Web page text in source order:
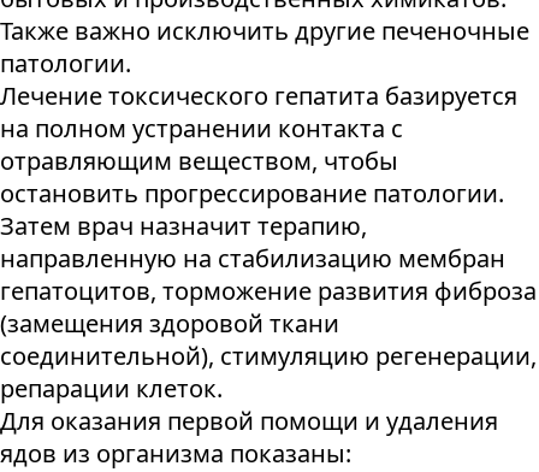
Также важно исключить другие печеночные
патологии.
Лечение токсического гепатита базируется
на полном устранении контакта с
отравляющим веществом, чтобы
остановить прогрессирование патологии.
Затем врач назначит терапию,
направленную на стабилизацию мембран
гепатоцитов, торможение развития фиброза
(замещения здоровой ткани
соединительной), стимуляцию регенерации,
репарации клеток.
Для оказания первой помощи и удаления
ядов из организма показаны: